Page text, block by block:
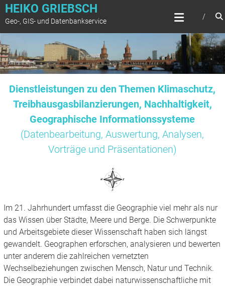
Zum
springen
HEIKO GRIEBSCH
Geo-, GIS- und Datenbankservice
Dienstleistungen zu den Themen Klimaschutz,
Treibhausgasbilanzierungen, Nachhaltigkeit,
Geographische Informationssysteme
(Datenbearbeitung, Auswertung, Analysen,
Vorträge und Präsentationen)
Im 21. Jahrhundert umfasst die Geographie viel mehr als nur
das Wissen über Städte, Meere und Berge. Die Schwerpunkte
und Arbeitsgebiete dieser Wissenschaft haben sich längst
gewandelt. Geographen erforschen, analysieren und bewerten
unter anderem die zahlreichen vernetzten
Wechselbeziehungen zwischen Mensch, Natur und Technik.
Die Geographie verbindet dabei naturwissenschaftliche mit